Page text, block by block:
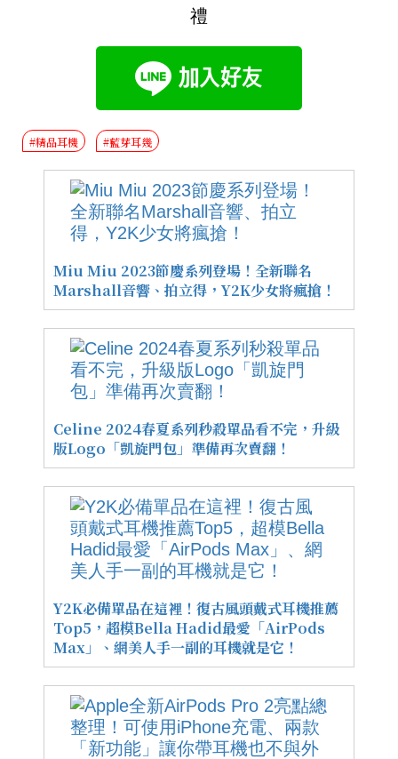
禮
#精品耳機 #藍芽耳幾
Miu Miu 2023節慶系列登場！全新聯名
Marshall音響、拍立得，Y2K少女將瘋搶！
Celine 2024春夏系列秒殺單品看不完，升級
版Logo「凱旋門包」準備再次賣翻！
Y2K必備單品在這裡！復古風頭戴式耳機推薦
Top5，超模Bella Hadid最愛「AirPods
Max」、網美人手一副的耳機就是它！